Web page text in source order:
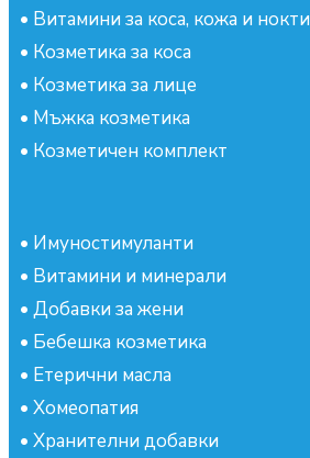
• Витамини за коса, кожа и нокти
• Козметика за коса
• Козметика за лице
• Мъжка козметика
• Козметичен комплект
• Имуностимуланти
• Витамини и минерали
• Добавки за жени
• Бебешка козметика
• Етерични масла
• Хомеопатия
• Хранителни добавки